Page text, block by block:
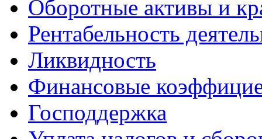
Оборотные активы и
Рентабельность
Ликвидность
Финансовые
Господдержка